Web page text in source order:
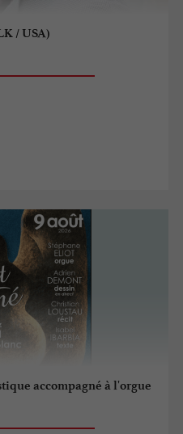
/ USA)
accompagné à l'orgue